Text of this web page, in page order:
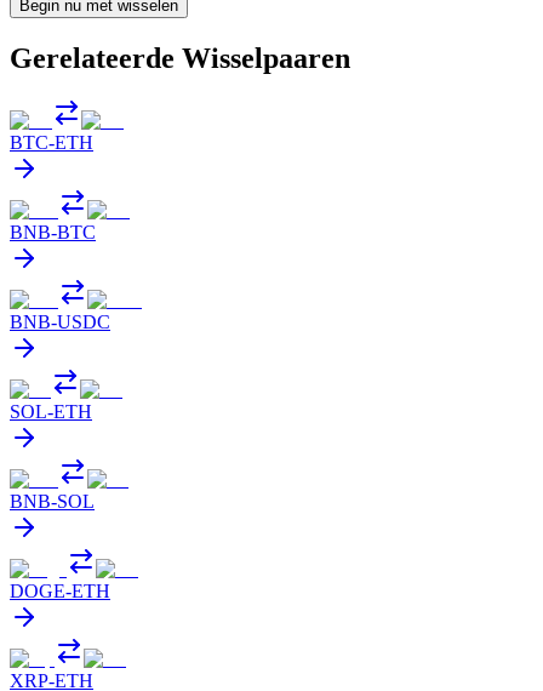
Begin nu met wisselen
Gerelateerde Wisselpaaren
BTC-ETH
BNB-BTC
BNB-USDC
SOL-ETH
BNB-SOL
DOGE-ETH
XRP-ETH